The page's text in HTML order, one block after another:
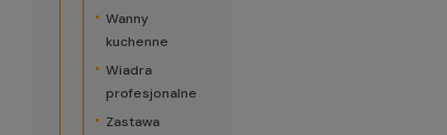
Wanny
kuchenne
Wiadra
profesjonalne
Zastawa